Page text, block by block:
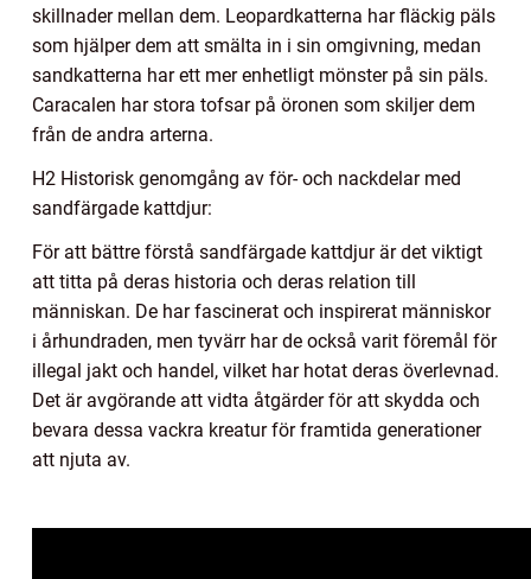
skillnader mellan dem. Leopardkatterna har fläckig päls
som hjälper dem att smälta in i sin omgivning, medan
sandkatterna har ett mer enhetligt mönster på sin päls.
Caracalen har stora tofsar på öronen som skiljer dem
från de andra arterna.
H2 Historisk genomgång av för- och nackdelar med
sandfärgade kattdjur:
För att bättre förstå sandfärgade kattdjur är det viktigt
att titta på deras historia och deras relation till
människan. De har fascinerat och inspirerat människor
i århundraden, men tyvärr har de också varit föremål för
illegal jakt och handel, vilket har hotat deras överlevnad.
Det är avgörande att vidta åtgärder för att skydda och
bevara dessa vackra kreatur för framtida generationer
att njuta av.